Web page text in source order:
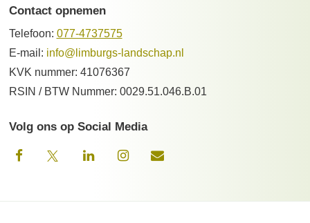
Contact opnemen
Telefoon: 077-4737575
E-mail: info@limburgs-landschap.nl
KVK nummer: 41076367
RSIN / BTW Nummer: 0029.51.046.B.01
Volg ons op Social Media